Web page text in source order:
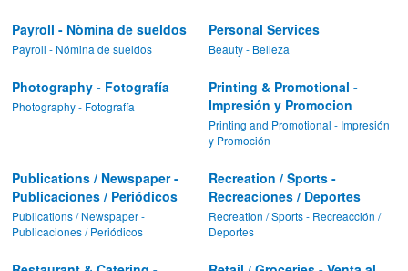
Payroll - Nòmina de sueldos
Payroll - Nómina de sueldos
Personal Services
Beauty - Belleza
Photography - Fotografía
Photography - Fotografía
Printing & Promotional -
Impresión y Promocion
Printing and Promotional - Impresión
y Promoción
Publications / Newspaper -
Publicaciones / Periódicos
Publications / Newspaper -
Publicaciones / Periódicos
Recreation / Sports -
Recreaciones / Deportes
Recreation / Sports - Recreacción /
Deportes